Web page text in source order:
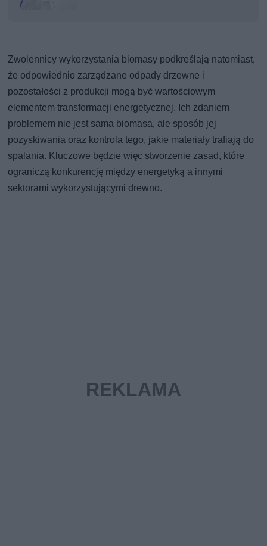
Zwolennicy wykorzystania biomasy podkreślają natomiast,
że odpowiednio zarządzane odpady drzewne i
pozostałości z produkcji mogą być wartościowym
elementem transformacji energetycznej. Ich zdaniem
problemem nie jest sama biomasa, ale sposób jej
pozyskiwania oraz kontrola tego, jakie materiały trafiają do
spalania. Kluczowe będzie więc stworzenie zasad, które
ograniczą konkurencję między energetyką a innymi
sektorami wykorzystującymi drewno.